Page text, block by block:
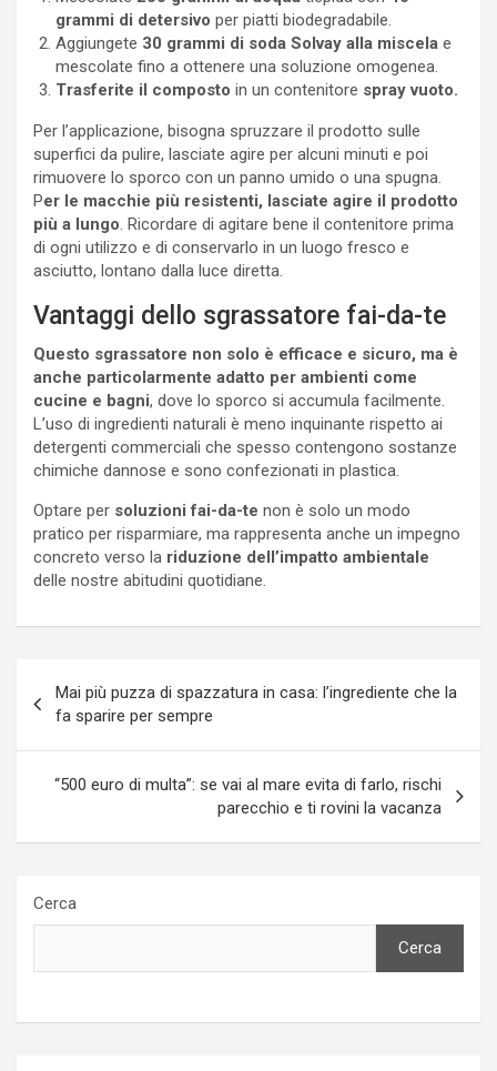
grammi di detersivo per piatti biodegradabile.
Aggiungete 30 grammi di soda Solvay alla miscela e
mescolate fino a ottenere una soluzione omogenea.
Trasferite il composto in un contenitore spray vuoto.
Per l’applicazione, bisogna spruzzare il prodotto sulle
superfici da pulire, lasciate agire per alcuni minuti e poi
rimuovere lo sporco con un panno umido o una spugna.
Per le macchie più resistenti, lasciate agire il prodotto
più a lungo. Ricordare di agitare bene il contenitore prima
di ogni utilizzo e di conservarlo in un luogo fresco e
asciutto, lontano dalla luce diretta.
Vantaggi dello sgrassatore fai-da-te
Questo sgrassatore non solo è efficace e sicuro, ma è
anche particolarmente adatto per ambienti come
cucine e bagni, dove lo sporco si accumula facilmente.
L’uso di ingredienti naturali è meno inquinante rispetto ai
detergenti commerciali che spesso contengono sostanze
chimiche dannose e sono confezionati in plastica.
Optare per soluzioni fai-da-te non è solo un modo
pratico per risparmiare, ma rappresenta anche un impegno
concreto verso la riduzione dell’impatto ambientale
delle nostre abitudini quotidiane.
articoli
Mai più puzza di spazzatura in casa: l’ingrediente che la
fa sparire per sempre
“500 euro di multa”: se vai al mare evita di farlo, rischi
parecchio e ti rovini la vacanza
Cerca
Cerca